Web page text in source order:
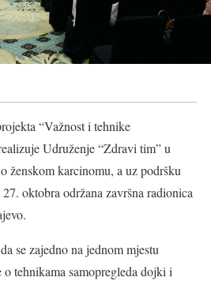
“Važnost i tehnike
Udruženje “Zdravi tim” u
ženskom karcinomu, a uz podršku
oktobra održana završna radionica
se zajedno na jednom mjestu
tehnikama samopregleda dojki i